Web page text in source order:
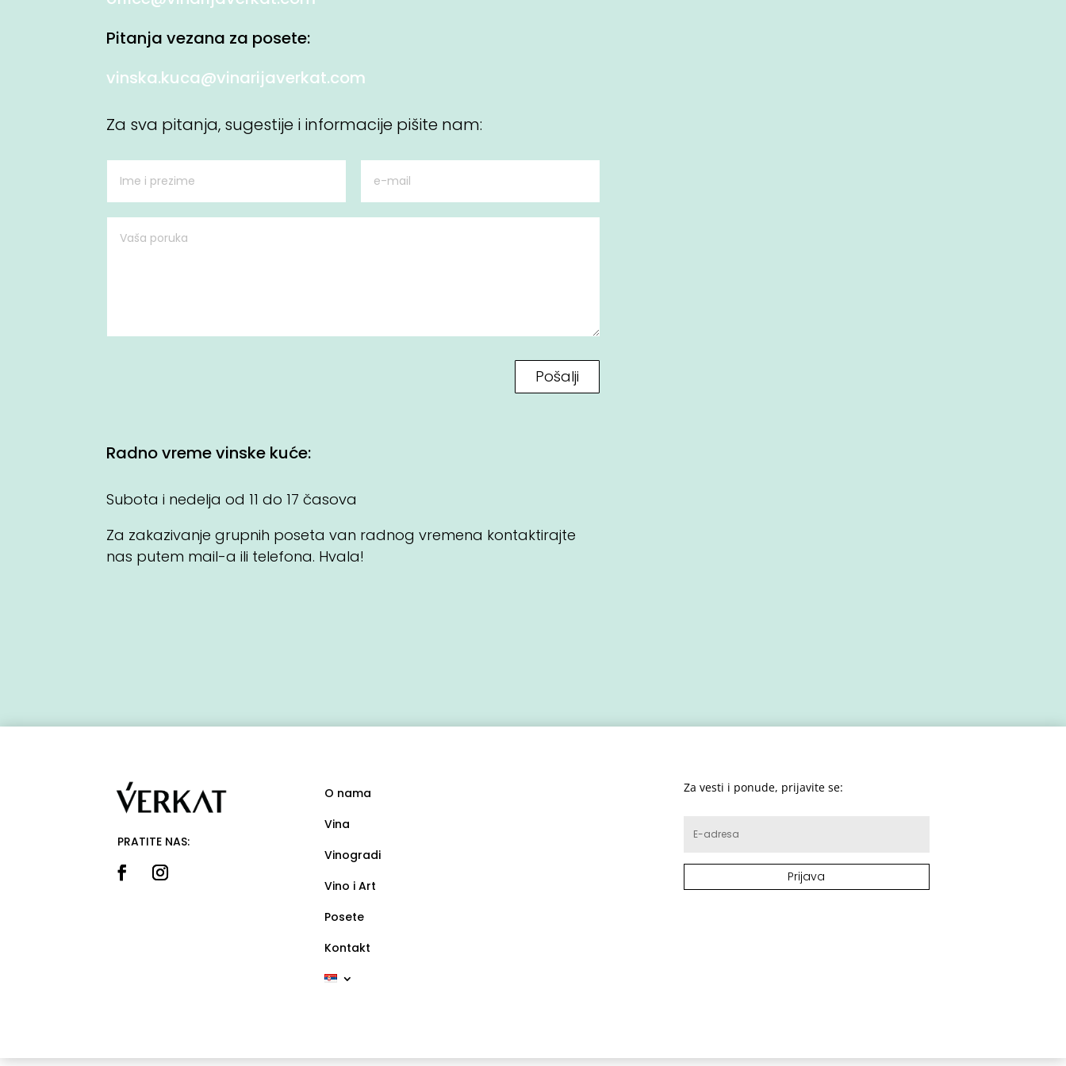
Pitanja vezana za posete:
vinska.kuca@vinarijaverkat.com
Za sva pitanja, sugestije i informacije pišite nam:
Pošalji
Radno vreme vinske kuće:
Subota i nedelja od 11 do 17 časova
Za zakazivanje grupnih poseta van radnog vremena kontaktirajte
nas putem mail-a ili telefona. Hvala!
PRATITE NAS:
O nama
Vina
Vinogradi
Vino i Art
Posete
Kontakt
Za vesti i ponude, prijavite se:
Prijava